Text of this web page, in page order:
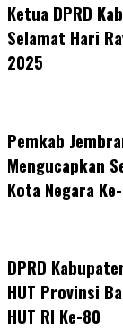
Ketua DPRD
Selamat Hari
2025
Pemkab
Mengucapkan
Kota Negara
DPRD
HUT Provinsi
HUT RI Ke-80